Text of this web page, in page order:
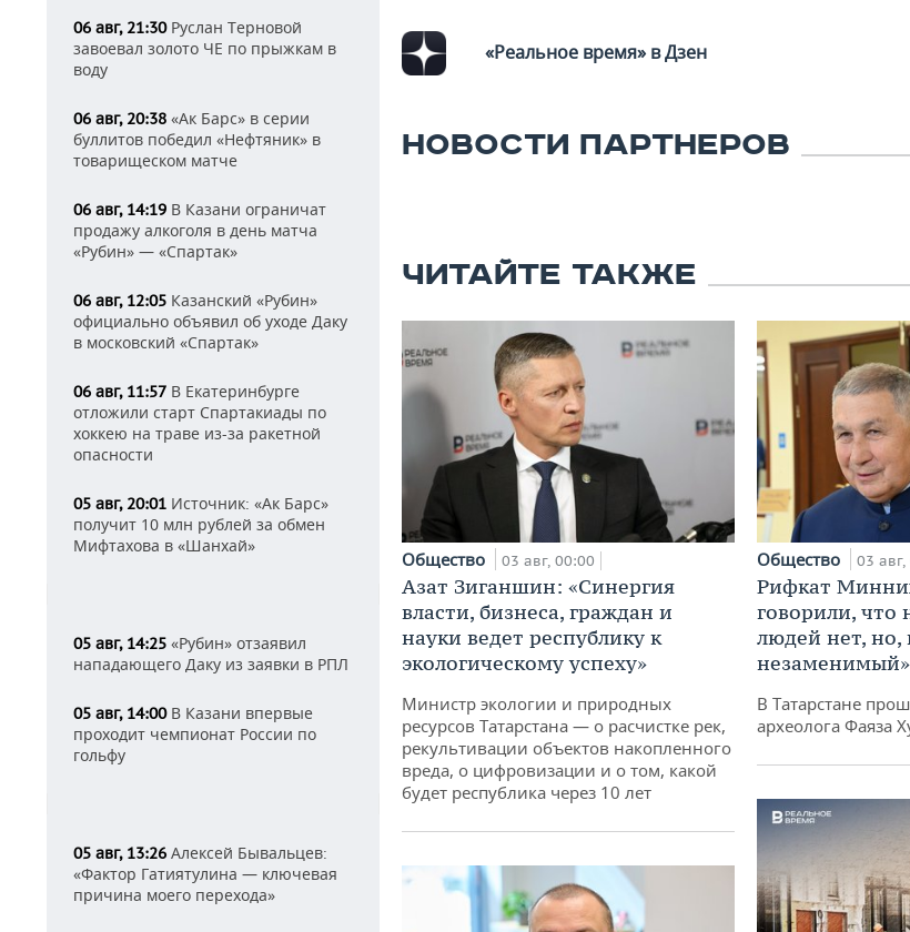
06 авг, 21:30Руслан Терновой
завоевал золото ЧЕ по прыжкам в
воду
06 авг, 20:38 «Ак Барс» в серии
буллитов победил «Нефтяник» в
товарищеском матче
06 авг, 14:19 В Казани ограничат
продажу алкоголя в день матча
«Рубин» — «Спартак»
06 авг, 12:05 Казанский «Рубин»
официально объявил об уходе Даку
в московский «Спартак»
06 авг, 11:57 В Екатеринбурге
отложили старт Спартакиады по
хоккею на траве из-за ракетной
опасности
05 авг, 20:01 Источник: «Ак Барс»
получит 10 млн рублей за обмен
Мифтахова в «Шанхай»
05 авг, 14:25 «Рубин» отзаявил
нападающего Даку из заявки в РПЛ
05 авг, 14:00В Казани впервые
проходит чемпионат России по
гольфу
05 авг, 13:26 Алексей Бывальцев:
«Фактор Гатиятулина — ключевая
причина моего перехода»
«Реальное время» в Дзен
НОВОСТИ ПАРТНЕРОВ
ЧИТАЙТЕ ТАКЖЕ
Общество 03 авг, 00:00
Азат Зиганшин: «Синергия
власти, бизнеса, граждан и
науки ведет республику к
экологическому успеху»
Министр экологии и природных
ресурсов Татарстана — о расчистке рек,
рекультивации объектов накопленного
вреда, о цифровизации и о том, какой
будет республика через 10 лет
Общество 03
Рифкат
говорили,
людей нет, но,
незаменимый»
В Татарстане
археолога Фаяза